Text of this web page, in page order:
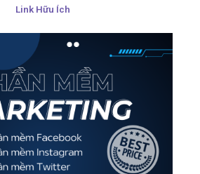
Link Hữu Ích